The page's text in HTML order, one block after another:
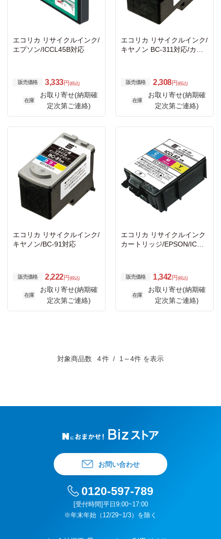
エコリカ リサイクルインク/
エプソン/ICCL45B対応
販売価格 3,333円 (税込)
在庫
お取り寄せ(納期確
定次第ご連絡)
エコリカ リサイクルインク/
キヤノン BC-311対応/カラ
販売価格 2,308円 (税込)
在庫
お取り寄せ(納期確
定次第ご連絡)
エコリカ リサイクルインク/
キヤノン/BC-91対応
販売価格 2,222円 (税込)
在庫
お取り寄せ(納期確
定次第ご連絡)
エコリカ リサイクルインク
カートリッジ/EPSON/ICCL
販売価格 1,342円 (税込)
在庫
お取り寄せ(納期確
定次第ご連絡)
対象商品数 4件 1～4件 を表示
お問い合わせ
0120-597-789
[受付時間]平日9:00~17:00
※年末年始（12/29~1/3）を除く